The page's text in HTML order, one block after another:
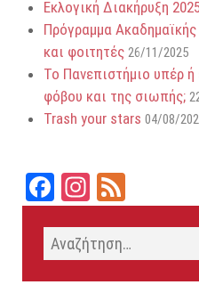
Εκλογική Διακήρυξη
Πρόγραμμα
και φοιτητές 26/11/2025
Το Πανεπιστήμιο υπέρ ή
φόβου και της σιωπής;
Trash your stars 04/08/
Fa
ce
bo
ok
In
st
ag
ra
ed